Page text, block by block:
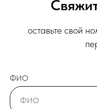
оставьте свой
ФИО